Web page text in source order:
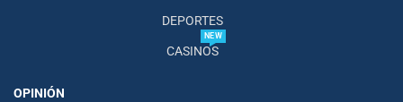
DEPORTES
CASINOS
NEW
OPINIÓN